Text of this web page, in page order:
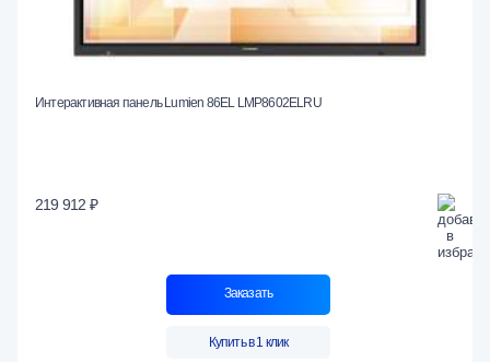
Интерактивная панель Lumien 86EL LMP8602ELRU
219 912 ₽
Заказать
Купить в 1 клик